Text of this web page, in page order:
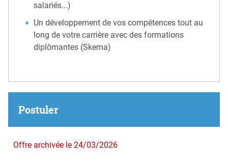
salariés...)
Un développement de vos compétences tout au
long de votre carrière avec des formations
diplômantes (Skema)
Postuler
Offre archivée le 24/03/2026